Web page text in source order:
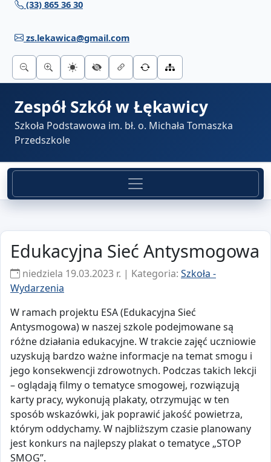
Przejdź do treści
(33) 865 36 30
zs.lekawica@gmail.com
Zespół Szkół w Łękawicy
Szkoła Podstawowa im. bł. o. Michała Tomaszka
Przedszkole
Edukacyjna Sieć Antysmogowa
niedziela 19.03.2023 r. | Kategoria: Szkoła -
Wydarzenia
W ramach projektu ESA (Edukacyjna Sieć
Antysmogowa) w naszej szkole podejmowane są
różne działania edukacyjne. W trakcie zajęć uczniowie
uzyskują bardzo ważne informacje na temat smogu i
jego konsekwencji zdrowotnych. Podczas takich lekcji
– oglądają filmy o tematyce smogowej, rozwiązują
karty pracy, wykonują plakaty, otrzymując w ten
sposób wskazówki, jak poprawić jakość powietrza,
którym oddychamy. W najbliższym czasie planowany
jest konkurs na najlepszy plakat o tematyce „STOP
SMOG”.